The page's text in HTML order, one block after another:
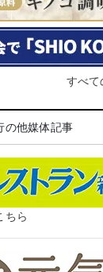
すべ
の他媒体記事
ちら